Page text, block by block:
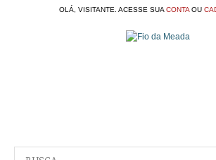
OLÁ, VISITANTE. ACESSE SUA CONTAOU